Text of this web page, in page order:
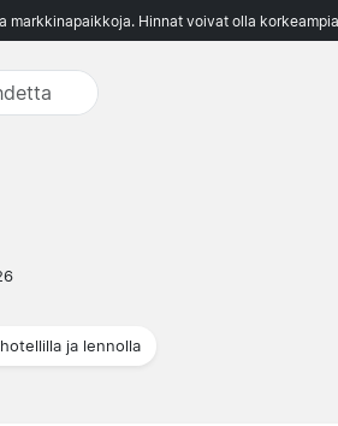
markkinapaikkoja. Hinnat voivat olla
ja lennolla